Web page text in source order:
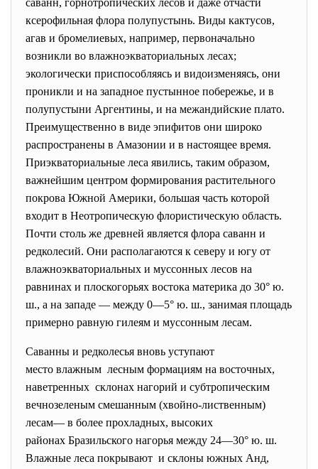
саванн, горнотропических лесов и даже отчасти
ксерофильная флора полупустынь. Виды кактусов,
агав и бромелиевых, например, первоначально
возникли во влажноэкваториальных лесах;
экологически приспособляясь и видоизменяясь, они
проникли и на западное пустынное побережье, и в
полупустыни Аргентины, и на межандийские плато.
Преимущественно в виде эпифитов они широко
распространены в Амазонии и в настоящее время.
Приэкваториальные леса явились, таким образом,
важнейшим центром формирования растительного
покрова Южной Америки, большая часть которой
входит в Неотропическую флористическую область.
Почти столь же древней является флора саванн и
редколесий. Они располагаются к северу и югу от
влажноэкваториальных и муссонных лесов на
равнинах и плоскогорьях востока материка до 30° ю.
ш., а на западе — между 0—5° ю. ш., занимая площадь
примерно равную гилеям и муссонным лесам.
Саванны и редколесья вновь уступают
место влажным лесным формациям на восточных,
наветренных склонах нагорий и субтропическим
вечнозеленым смешанным (хвойно-лиственным)
лесам— в более прохладных, высоких
районах Бразильского нагорья между 24—30° ю. ш.
Влажные леса покрывают и склоны южных Анд,